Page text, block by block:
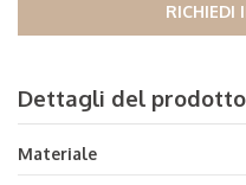
RICHIEDI
Dettagli del prodotto
Materiale